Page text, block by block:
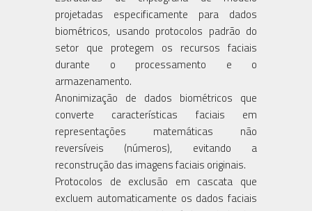
projetadas especificamente para dados
biométricos, usando protocolos padrão do
setor que protegem os recursos faciais
durante o processamento e o
armazenamento.
Anonimização de dados biométricos que
converte características faciais em
representações matemáticas não
reversíveis (números), evitando a
reconstrução das imagens faciais originais.
Protocolos de exclusão em cascata que
excluem automaticamente os dados faciais